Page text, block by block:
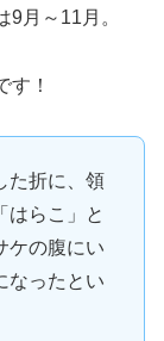
月～11月。
す！
た折に、領
はらこ」と
ケの腹にい
なったとい